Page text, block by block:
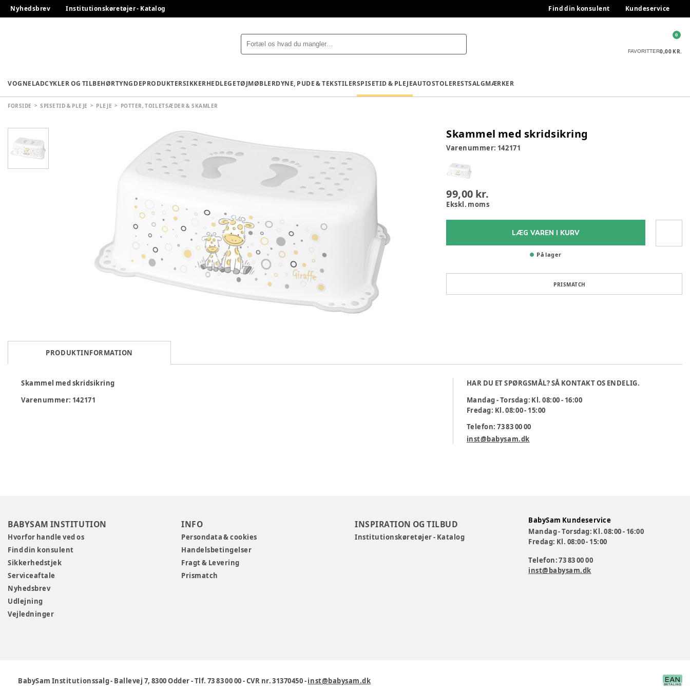
Nyhedsbrev Institutionskøretøjer - Katalog Find din konsulent Kundeservice
FAVORITTER0,00 KR.
0
VOGNELADCYKLER OG TILBEHØRTYNGDEPRODUKTERSIKKERHEDLEGETØJMØBLERDYNE, PUDE & TEKSTILERSPISETID & PLEJEAUTOSTOLERESTSALGMÆRKER
FORSIDE SPISETID & PLEJE PLEJE POTTER, TOILETSÆDER & SKAMLER
Skammel med skridsikring
Varenummer: 142171
99,00 kr.
Ekskl. moms
LÆG VAREN I KURV
På lager
PRISMATCH
PRODUKTINFORMATION
Skammel med skridsikring
Varenummer: 142171
HAR DU ET SPØRGSMÅL? SÅ KONTAKT OS ENDELIG.
Mandag - Torsdag: Kl. 08:00 - 16:00
Fredag: Kl. 08:00 - 15:00
Telefon: 73 83 00 00
inst@babysam.dk
BABYSAM INSTITUTION
Hvorfor handle ved os
Find din konsulent
Sikkerhedstjek
Serviceaftale
Nyhedsbrev
Udlejning
Vejledninger
INFO
Persondata & cookies
Handelsbetingelser
Fragt & Levering
Prismatch
INSPIRATION OG TILBUD
Institutionskøretøjer - Katalog
BabySam Kundeservice
Mandag - Torsdag: Kl. 08:00 - 16:00
Fredag: Kl. 08:00 - 15:00
Telefon: 73 83 00 00
inst@babysam.dk
BabySam Institutionssalg- Ballevej 7, 8300 Odder-Tlf. 73 83 00 00-CVR nr. 31370450-inst@babysam.dk